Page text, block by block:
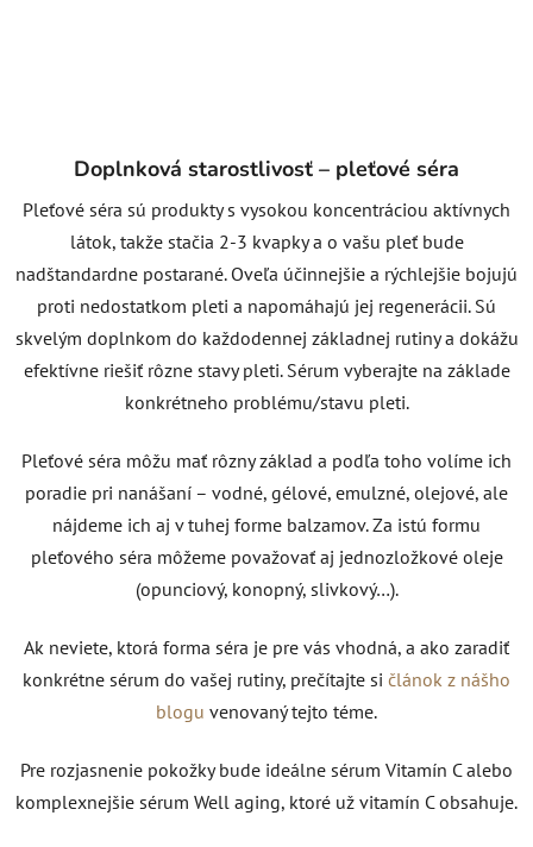
Doplnková starostlivosť – pleťové séra
Pleťové séra sú produkty s vysokou koncentráciou aktívnych
látok, takže stačia 2-3 kvapky a o vašu pleť bude
nadštandardne postarané. Oveľa účinnejšie a rýchlejšie bojujú
proti nedostatkom pleti a napomáhajú jej regenerácii. Sú
skvelým doplnkom do každodennej základnej rutiny a dokážu
efektívne riešiť rôzne stavy pleti. Sérum vyberajte na základe
konkrétneho problému/stavu pleti.
Pleťové séra môžu mať rôzny základ a podľa toho volíme ich
poradie pri nanášaní – vodné, gélové, emulzné, olejové, ale
nájdeme ich aj v tuhej forme balzamov. Za istú formu
pleťového séra môžeme považovať aj jednozložkové oleje
(opunciový, konopný, slivkový…).
Ak neviete, ktorá forma séra je pre vás vhodná, a ako zaradiť
konkrétne sérum do vašej rutiny, prečítajte si článok z nášho
blogu venovaný tejto téme.
Pre rozjasnenie pokožky bude ideálne sérum Vitamín C alebo
komplexnejšie sérum Well aging, ktoré už vitamín C obsahuje.